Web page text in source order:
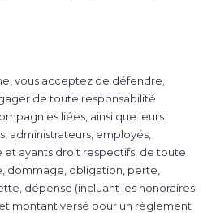
vous acceptez de défendre,
de toute responsabilité
liées, ainsi que leurs
administrateurs, employés,
ayants droit respectifs, de toute
dommage, obligation, perte,
dépense (incluant les honoraires
montant versé pour un règlement